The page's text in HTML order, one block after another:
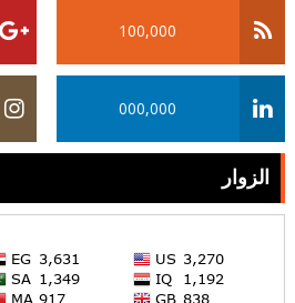
100,000
000,000
الزوار